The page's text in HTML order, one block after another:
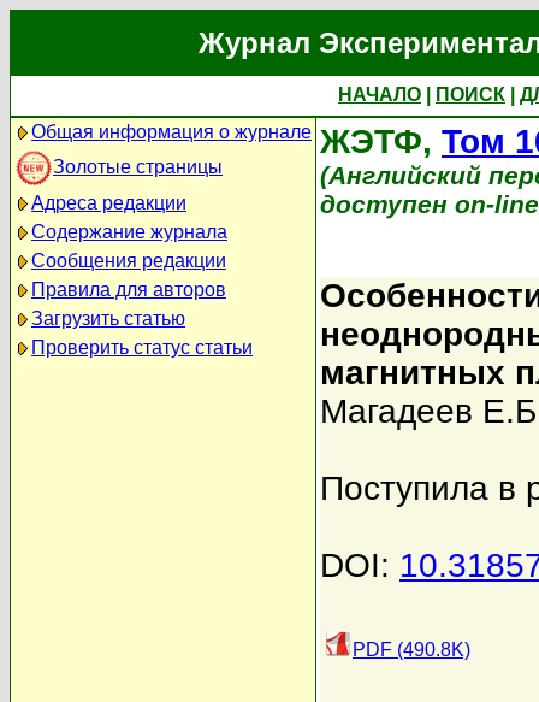
Журнал
НАЧАЛО ПОИСК
Общая информация о журнале
Золотые страницы
Адреса редакции
Содержание журнала
Сообщения редакции
Правила для авторов
Загрузить статью
Проверить статус статьи
ЖЭТФ, Том
(Английский
доступен on-
магнитных
Магадеев
Поступила в
DOI:
PDF (490.8K)